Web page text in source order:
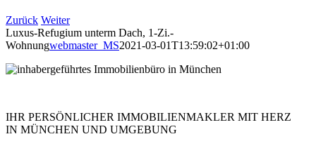
Zurück Weiter
Luxus-Refugium unterm Dach, 1-Zi.-
Wohnungwebmaster_MS2021-03-01T13:59:02+01:00
IHR PERSÖNLICHER IMMOBILIENMAKLER MIT HERZ
IN MÜNCHEN UND UMGEBUNG